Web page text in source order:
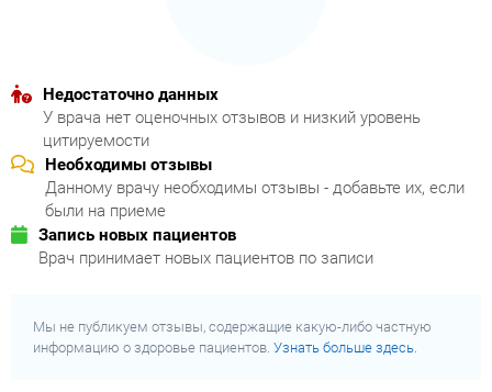
Недостаточно данных
У врача нет оценочных отзывов и низкий уровень
цитируемости
Необходимы отзывы
Данному врачу необходимы отзывы - добавьте их, если
были на приеме
Запись новых пациентов
Врач принимает новых пациентов по записи
Мы не публикуем отзывы, содержащие какую-либо частную
информацию о здоровье пациентов. Узнать больше здесь.